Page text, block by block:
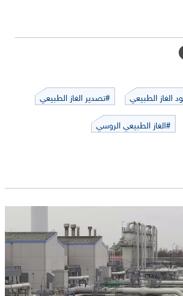
الغاز الطبيعي
#تصدير الغاز الطبيعي
#الغاز الطبيعي الروسي